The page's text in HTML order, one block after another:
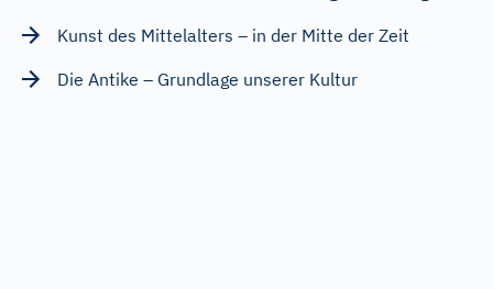
Kunst des Mittelalters – in der Mitte der Zeit
Die Antike – Grundlage unserer Kultur